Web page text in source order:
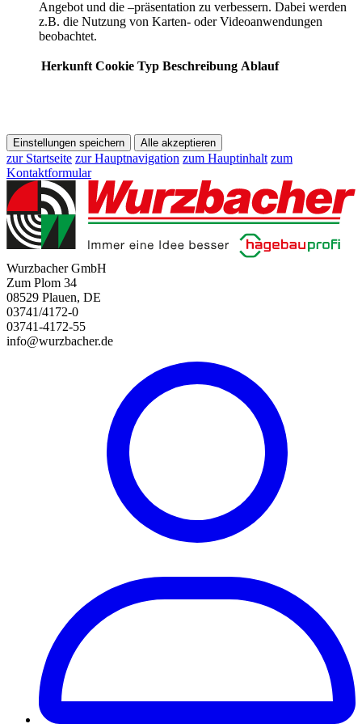
Angebot und die –präsentation zu verbessern. Dabei werden
z.B. die Nutzung von Karten- oder Videoanwendungen
beobachtet.
Herkunft Cookie Typ Beschreibung Ablauf
Einstellungen speichern Alle akzeptieren
zur Startseite zur Hauptnavigation zum Hauptinhalt zum
Kontaktformular
Wurzbacher GmbH
Zum Plom 34
08529 Plauen, DE
03741/4172-0
03741-4172-55
info@wurzbacher.de